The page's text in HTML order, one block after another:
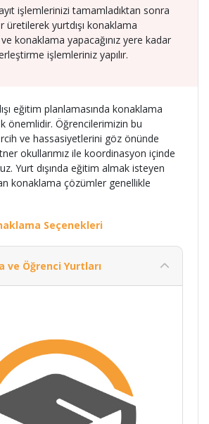
işlemlerinizi tamamladıktan sonra
üretilerek yurtdışı konaklama
konaklama yapacağınız yere kadar
işlemleriniz yapılır.
eğitim planlamasında konaklama
önemlidir. Öğrencilerimizin bu
ve hassasiyetlerini göz önünde
okullarımız ile koordinasyon içinde
Yurt dışında eğitim almak isteyen
konaklama çözümler genellikle
Seçenekleri
ve Öğrenci Yurtları